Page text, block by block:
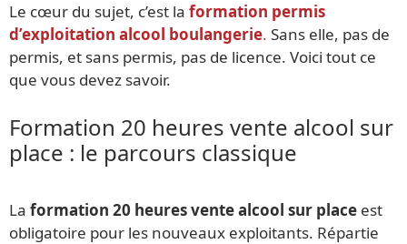
Le cœur du sujet, c’est la formation permis
d’exploitation alcool boulangerie. Sans elle, pas de
permis, et sans permis, pas de licence. Voici tout ce
que vous devez savoir.
Formation 20 heures vente alcool sur
place : le parcours classique
La formation 20 heures vente alcool sur place est
obligatoire pour les nouveaux exploitants. Répartie